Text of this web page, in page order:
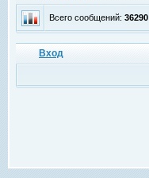
Всего сообщений: 36290
Вход